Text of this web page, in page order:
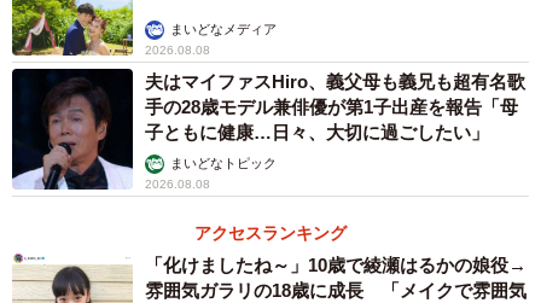
そんな麦田歩に先輩風を吹かせる舟木俊に扮したのが、中
村海人（Travis Japan/ジャニーズJr.）だ。「ちょっと嫌な
感じのキャラクターだね」と反町は笑いつつ「彼の年齢で
後輩に対して高圧的な態度をとるような役柄はやりづらか
ったろうと思うけれど、一生懸命やりながら現場を楽しく
まいどなメディア
2026.08.08
夫はマイファスHiro、義父母も義兄も超有名歌
手の28歳モデル兼俳優が第1子出産を報告「母
子ともに健康…日々、大切に過ごしたい」
まいどなトピック
2026.08.08
アクセスランキング
「化けましたね～」10歳で綾瀬はるかの娘役→
雰囲気ガラリの18歳に成長 「メイクで雰囲気